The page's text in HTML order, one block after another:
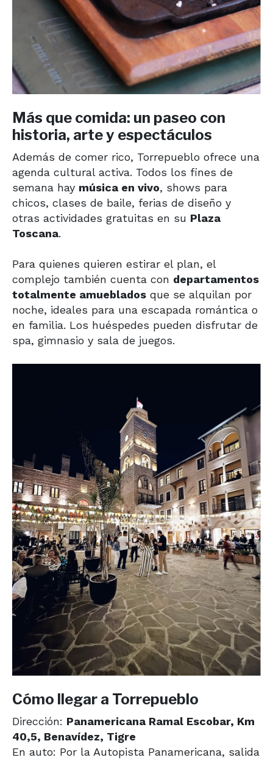
Más que comida: un paseo con
historia, arte y espectáculos
Además de comer rico, Torrepueblo ofrece una
agenda cultural activa. Todos los fines de
semana hay música en vivo, shows para
chicos, clases de baile, ferias de diseño y
otras actividades gratuitas en su Plaza
Toscana.
Para quienes quieren estirar el plan, el
complejo también cuenta con departamentos
totalmente amueblados que se alquilan por
noche, ideales para una escapada romántica o
en familia. Los huéspedes pueden disfrutar de
spa, gimnasio y sala de juegos.
Cómo llegar a Torrepueblo
Dirección: Panamericana Ramal Escobar, Km
40,5, Benavídez, Tigre
En auto: Por la Autopista Panamericana, salida